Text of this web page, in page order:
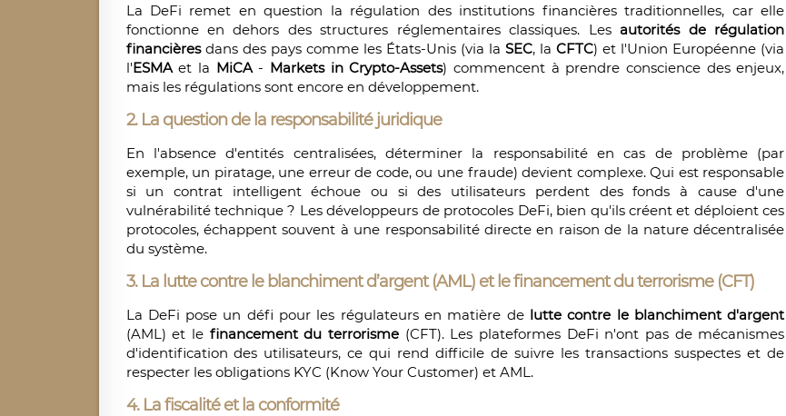
La DeFi remet en question la régulation des institutions financières traditionnelles, car elle
fonctionne en dehors des structures réglementaires classiques. Lesautorités de régulation
financièresdans des pays comme les États-Unis (via la SEC, laCFTC) et l'Union Européenne (via
l'ESMAet la MiCA- Markets in Crypto-Assets) commencent à prendre conscience des enjeux,
mais les régulations sont encore en développement.
2. La question de la responsabilité juridique
En l'absence d'entités centralisées, déterminer la responsabilité en cas de problème (par
exemple, un piratage, une erreur de code, ou une fraude) devient complexe. Qui est responsable
si un contrat intelligent échoue ou si des utilisateurs perdent des fonds à cause d'une
vulnérabilité technique ? Les développeurs de protocoles DeFi, bien qu'ils créent et déploient ces
protocoles, échappent souvent à une responsabilité directe en raison de la nature décentralisée
du système.
3. La lutte contre le blanchiment d’argent (AML) et le financement du terrorisme (CFT)
La DeFi pose un défi pour les régulateurs en matière de lutte contre le blanchiment d'argent
(AML) et le financement du terrorisme(CFT). Les plateformes DeFi n'ont pas de mécanismes
d'identification des utilisateurs, ce qui rend difficile de suivre les transactions suspectes et de
respecter les obligations KYC (Know Your Customer) et AML.
4. La fiscalité et la conformité